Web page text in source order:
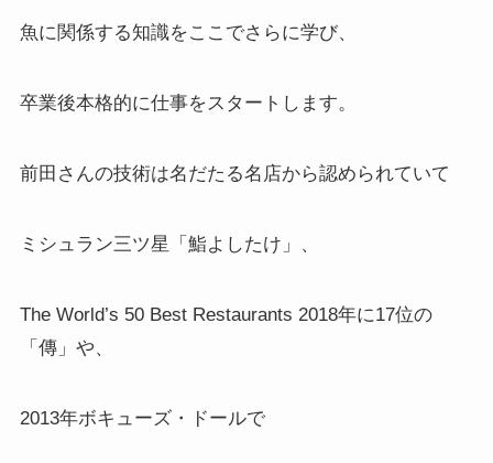
魚に関係する知識をここでさらに学び、
卒業後本格的に仕事をスタートします。
前田さんの技術は名だたる名店から認められていて
ミシュラン三ツ星「鮨よしたけ」、
The World’s 50 Best Restaurants 2018年に17位の
「傳」や、
2013年ボキューズ・ドールで